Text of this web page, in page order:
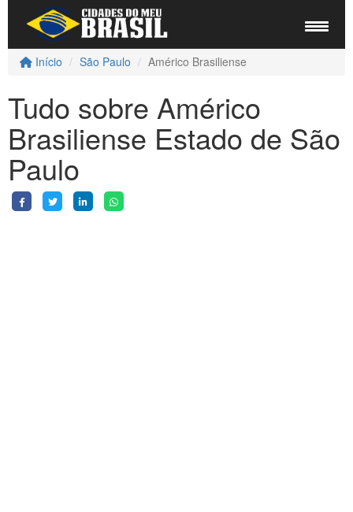
Início São Paulo Américo Brasiliense
Tudo sobre Américo
Brasiliense Estado de São
Paulo